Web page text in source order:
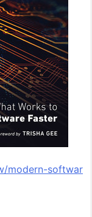
modern-softwar